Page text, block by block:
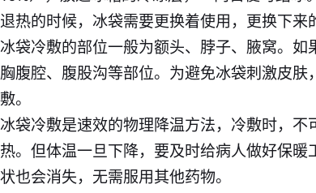
退热的时候，冰袋需要更换着使用，更换下来
冰袋冷敷的部位一般为额头、脖子、腋窝。
胸腹腔、腹股沟等部位。为避免冰袋刺激皮
敷。
冰袋冷敷是速效的物理降温方法，冷敷时，
热。但体温一旦下降，要及时给病人做好保
状也会消失，无需服用其他药物。